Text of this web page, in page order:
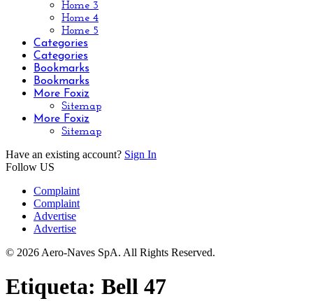
Home 3
Home 4
Home 5
Categories
Categories
Bookmarks
Bookmarks
More Foxiz
Sitemap
More Foxiz
Sitemap
Have an existing account? Sign In
Follow US
Complaint
Complaint
Advertise
Advertise
© 2026 Aero-Naves SpA. All Rights Reserved.
Etiqueta: Bell 47